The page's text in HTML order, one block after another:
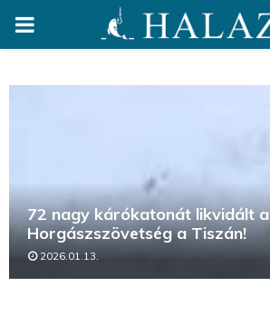
PRIMARY
72 nagy kárókatonát likvidált a
Horgászszövetség a Tiszán!
2026.01.13.